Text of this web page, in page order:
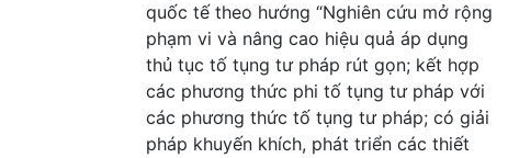
quốc tế theo hướng “Nghiên cứu mở rộng
phạm vi và nâng cao hiệu quả áp dụng
thủ tục tố tụng tư pháp rút gọn; kết hợp
các phương thức phi tố tụng tư pháp với
các phương thức tố tụng tư pháp; có giải
pháp khuyến khích, phát triển các thiết